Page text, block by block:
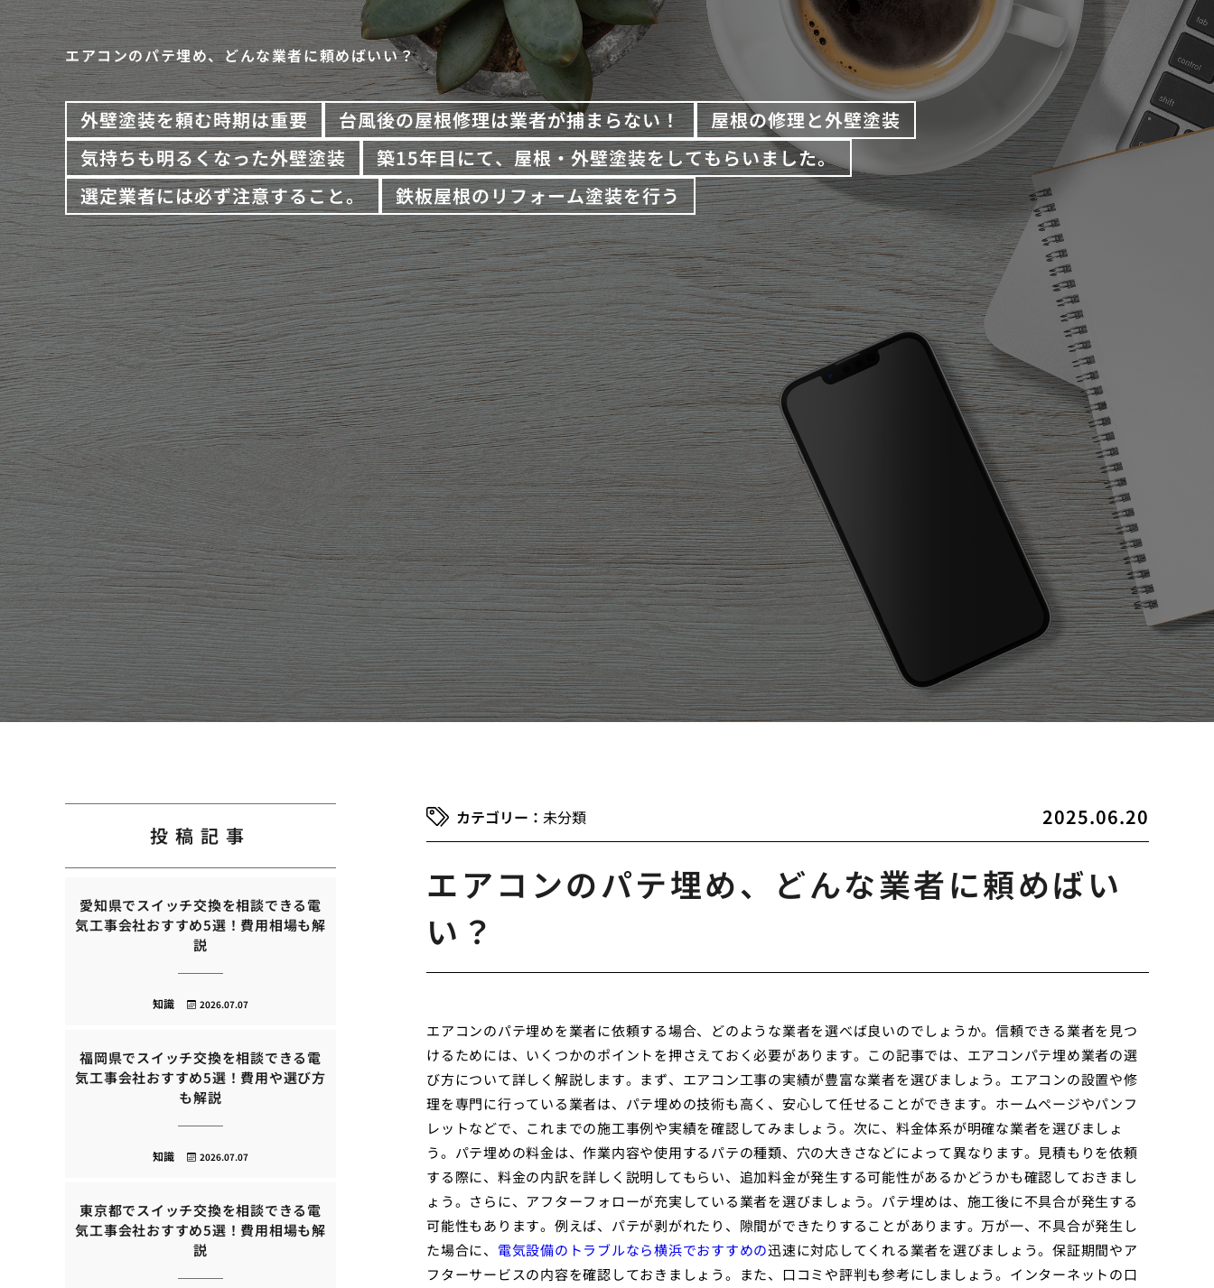
エアコンのパテ埋め、どんな業者に頼めばいい？
外壁塗装を頼む時期は重要 台風後の屋根修理は業者が捕まらない！
屋根の修理と外壁塗装
気持ちも明るくなった外壁塗装
築15年目にて、屋根・外壁塗装をしてもらいました。
選定業者には必ず注意すること。
鉄板屋根のリフォーム塗装を行う
2025.06.20
未分類
エアコンのパテ埋め、どんな業者に頼めばい
い？
エアコンのパテ埋めを業者に依頼する場合、どのような業者を選べば良いのでしょうか。信頼できる業者を見つ
けるためには、いくつかのポイントを押さえておく必要があります。この記事では、エアコンパテ埋め業者の選
び方について詳しく解説します。まず、エアコン工事の実績が豊富な業者を選びましょう。エアコンの設置や修
理を専門に行っている業者は、パテ埋めの技術も高く、安心して任せることができます。ホームページやパンフ
レットなどで、これまでの施工事例や実績を確認してみましょう。次に、料金体系が明確な業者を選びましょ
う。パテ埋めの料金は、作業内容や使用するパテの種類、穴の大きさなどによって異なります。見積もりを依頼
する際に、料金の内訳を詳しく説明してもらい、追加料金が発生する可能性があるかどうかも確認しておきまし
ょう。さらに、アフターフォローが充実している業者を選びましょう。パテ埋めは、施工後に不具合が発生する
可能性もあります。例えば、パテが剥がれたり、隙間ができたりすることがあります。万が一、不具合が発生し
た場合に、 電気設備のトラブルなら横浜でおすすめの迅速に対応してくれる業者を選びましょう。保証期間やア
フターサービスの内容を確認しておきましょう。また、口コミや評判も参考にしましょう。インターネットの口
投稿記事
愛知県でスイッチ交換を相談できる電
気工事会社おすすめ5選！費用相場も解
説
2026.07.07
知識
福岡県でスイッチ交換を相談できる電
気工事会社おすすめ5選！費用や選び方
も解説
2026.07.07
知識
東京都でスイッチ交換を相談できる電
気工事会社おすすめ5選！費用相場も解
説